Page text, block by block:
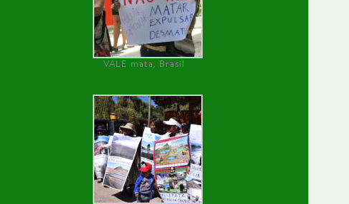
VALE mata, Brasil